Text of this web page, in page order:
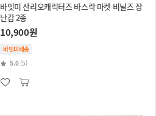
바잇미 산리오캐릭터즈 바스락 마켓 비닐즈 장
난감 2종
10,900원
바잇미배송
5.0 (5)